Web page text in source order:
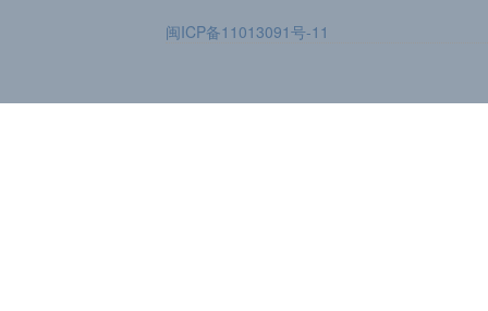
闽ICP备11013091号-11